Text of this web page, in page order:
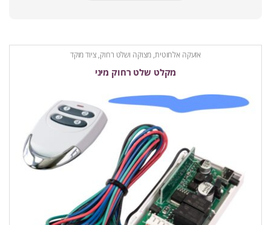
אזעקה אלחוטית, מצוקה ושלט רחוק, ציוד מוקד
מקלט שלט רחוק מיני